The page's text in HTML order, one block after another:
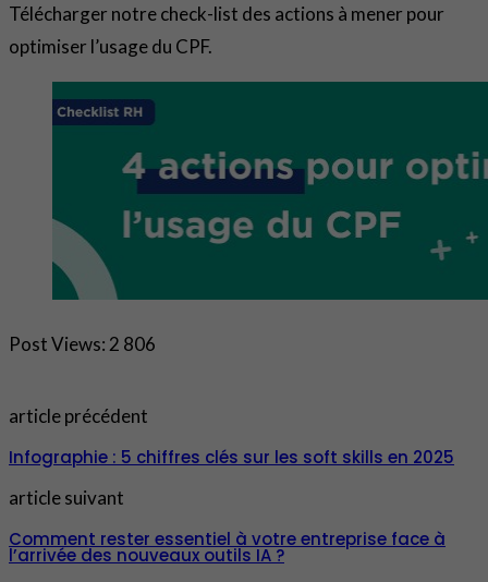
Télécharger notre check-list des actions à mener pour
optimiser l’usage du CPF.
Post Views: 2 806
article précédent
Infographie : 5 chiffres clés sur les soft skills en 2025
article suivant
Comment rester essentiel à votre entreprise face à
l’arrivée des nouveaux outils IA ?